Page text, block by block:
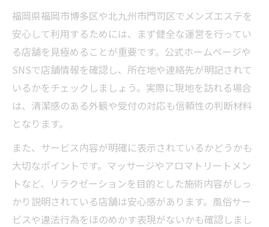
福岡県福岡市博多区や北九州市門司区でメンズエステを
安心して利用するためには、まず健全な運営を行ってい
る店舗を見極めることが重要です。公式ホームページや
SNSで店舗情報を確認し、所在地や連絡先が明記されて
いるかをチェックしましょう。実際に現地を訪れる場合
は、清潔感のある外観や受付の対応も信頼性の判断材料
となります。
また、サービス内容が明確に表示されているかどうかも
大切なポイントです。マッサージやアロマトリートメン
トなど、リラクゼーションを目的とした施術内容がしっ
かり説明されている店舗は安心感があります。風俗サー
ビスや違法行為をほのめかす表現がないかも確認しまし